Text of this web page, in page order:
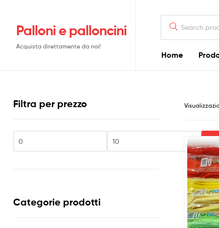
Palloni e palloncini
Acquista direttamente da noi!
for:
Home
Filtra per prezzo
Categorie prodotti